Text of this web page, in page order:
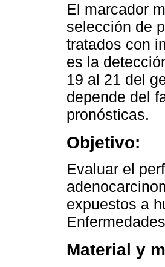
El marcador
selección de
tratados con
es la
19 al 21 del
depende del
pronósticas.
Objetivo:
Evaluar el
expuestos a
Material y